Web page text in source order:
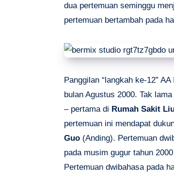
dua pertemuan seminggu
pertemuan bertambah pada
Panggilan “langkah ke-12”
bulan Agustus 2000. Tak
– pertama di Rumah Sakit
pertemuan ini mendapat
Guo (Anding). Pertemuan
pada musim gugur tahun
Pertemuan dwibahasa pada